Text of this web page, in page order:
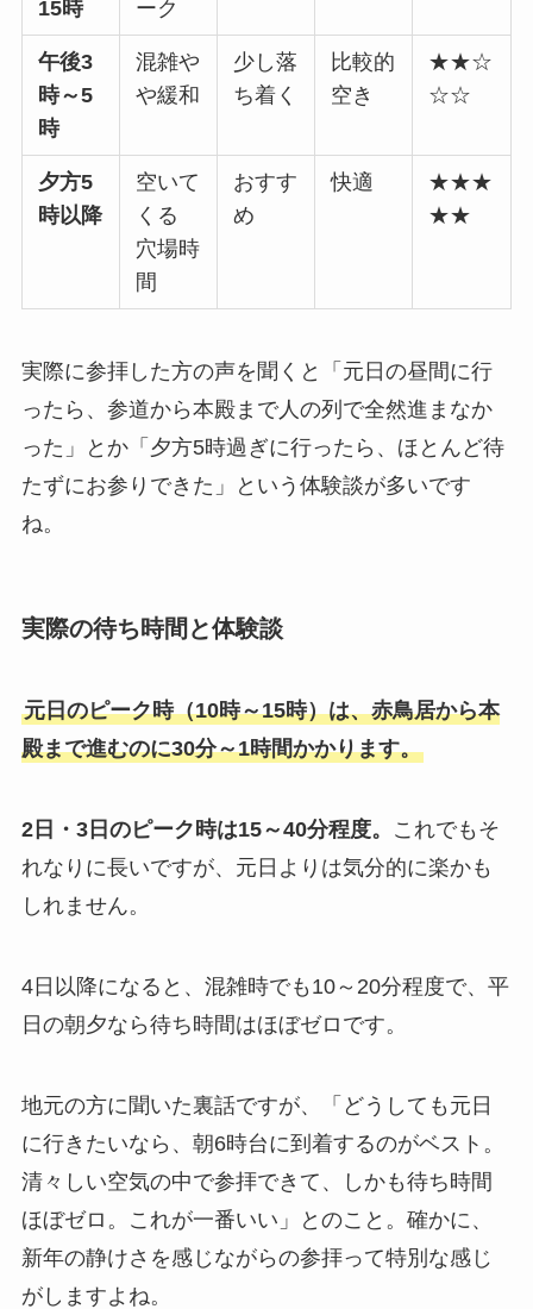
15時
ーク
午後3
時～5
時
混雑や
や緩和
少し落
ち着く
比較的
空き
★★☆
☆☆
夕方5
時以降
空いて
くる
穴場時
間
おすす
め
快適
★★★
★★
実際に参拝した方の声を聞くと「元日の昼間に行
ったら、参道から本殿まで人の列で全然進まなか
った」とか「夕方5時過ぎに行ったら、ほとんど待
たずにお参りできた」という体験談が多いです
ね。
実際の待ち時間と体験談
元日のピーク時（10時～15時）は、赤鳥居から本
殿まで進むのに30分～1時間かかります。
2日・3日のピーク時は15～40分程度。
これでもそ
れなりに長いですが、元日よりは気分的に楽かも
しれません。
4日以降になると、混雑時でも10～20分程度で、平
日の朝夕なら待ち時間はほぼゼロです。
地元の方に聞いた裏話ですが、「どうしても元日
に行きたいなら、朝6時台に到着するのがベスト。
清々しい空気の中で参拝できて、しかも待ち時間
ほぼゼロ。これが一番いい」とのこと。確かに、
新年の静けさを感じながらの参拝って特別な感じ
がしますよね。